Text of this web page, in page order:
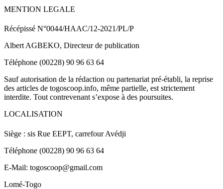
MENTION LEGALE
Récépissé N°0044/HAAC/12-2021/PL/P
Albert AGBEKO, Directeur de publication
Téléphone (00228) 90 96 63 64
Sauf autorisation de la rédaction ou partenariat pré-établi, la reprise
des articles de togoscoop.info, même partielle, est strictement
interdite. Tout contrevenant s’expose à des poursuites.
LOCALISATION
Siège : sis Rue EEPT, carrefour Avédji
Téléphone (00228) 90 96 63 64
E-Mail: togoscoop@gmail.com
Lomé-Togo